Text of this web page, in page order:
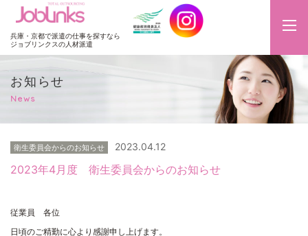
JobLinks
兵庫・京都で派遣の仕事を探すなら
ジョブリンクスの人材派遣
お知らせ
News
衛生委員会からのお知らせ 2023.04.12
2023年4月度 衛生委員会からのお知らせ
従業員 各位
日頃のご精勤に心より感謝申し上げます。